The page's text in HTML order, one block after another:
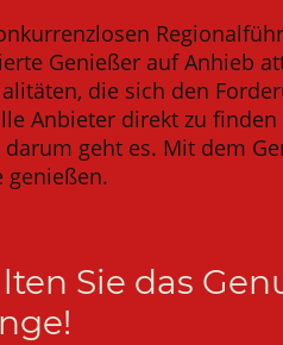
Genießer auf Anhieb
die sich den
Anbieter direkt zu
geht es. Mit dem
genießen.
Sie das